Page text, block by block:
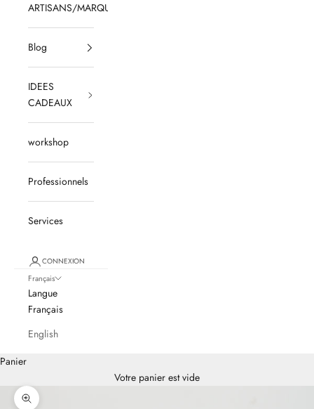
ARTISANS/MARQUES
Blog
IDEES
CADEAUX
workshop
Professionnels
Services
CONNEXION
Français
Langue
Français
English
Panier
Votre panier est vide
Zoomer sur l'image